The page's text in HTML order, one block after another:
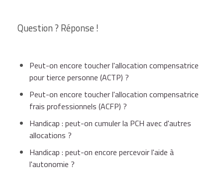
Question ? Réponse !
Peut-on encore toucher l'allocation compensatrice
pour tierce personne (ACTP) ?
Peut-on encore toucher l'allocation compensatrice
frais professionnels (ACFP) ?
Handicap : peut-on cumuler la PCH avec d'autres
allocations ?
Handicap : peut-on encore percevoir l'aide à
l'autonomie ?